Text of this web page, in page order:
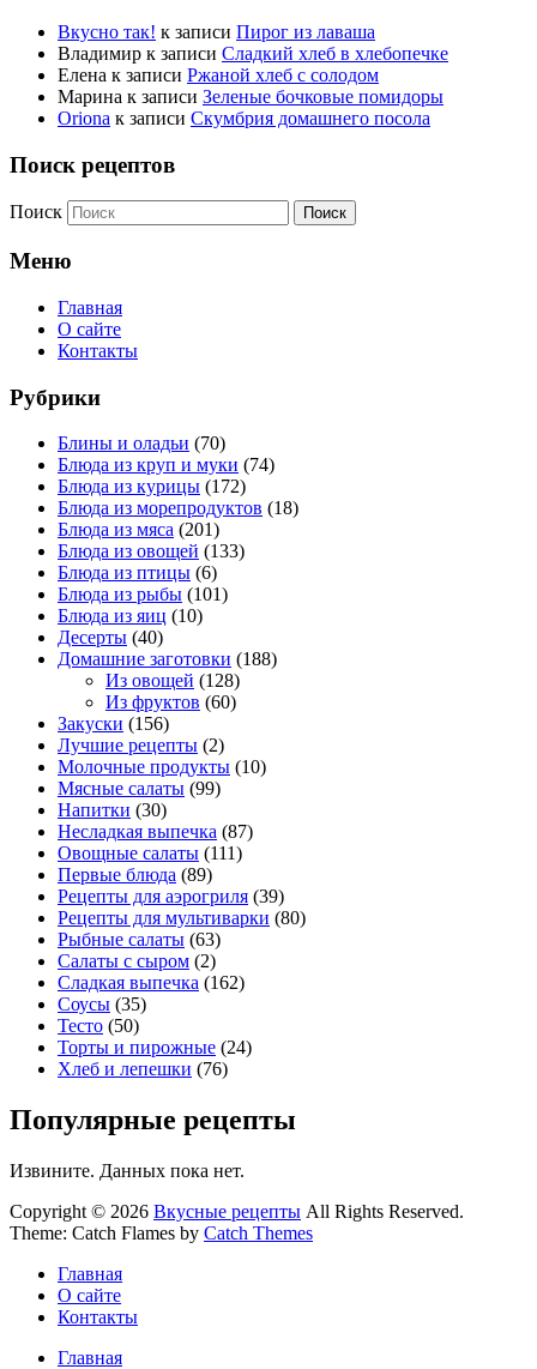
Вкусно так! к записи Пирог из лаваша
Владимир к записи Сладкий хлеб в хлебопечке
Елена к записи Ржаной хлеб с солодом
Марина к записи Зеленые бочковые помидоры
Oriona к записи Скумбрия домашнего посола
Поиск рецептов
Поиск
Меню
Главная
О сайте
Контакты
Рубрики
Блины и оладьи (70)
Блюда из круп и муки (74)
Блюда из курицы (172)
Блюда из морепродуктов (18)
Блюда из мяса (201)
Блюда из овощей (133)
Блюда из птицы (6)
Блюда из рыбы (101)
Блюда из яиц (10)
Десерты (40)
Домашние заготовки (188)
Из овощей (128)
Из фруктов (60)
Закуски (156)
Лучшие рецепты (2)
Молочные продукты (10)
Мясные салаты (99)
Напитки (30)
Несладкая выпечка (87)
Овощные салаты (111)
Первые блюда (89)
Рецепты для аэрогриля (39)
Рецепты для мультиварки (80)
Рыбные салаты (63)
Салаты с сыром (2)
Сладкая выпечка (162)
Соусы (35)
Тесто (50)
Торты и пирожные (24)
Хлеб и лепешки (76)
Популярные рецепты
Извините. Данных пока нет.
Copyright © 2026 Вкусные рецепты All Rights Reserved.
Theme: Catch Flames by Catch Themes
Главная
О сайте
Контакты
Главная